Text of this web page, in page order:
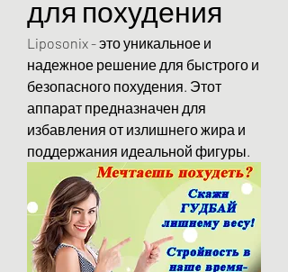
для похудения
Liposonix - это уникальное и
надежное решение для быстрого и
безопасного похудения. Этот
аппарат предназначен для
избавления от излишнего жира и
поддержания идеальной фигуры.